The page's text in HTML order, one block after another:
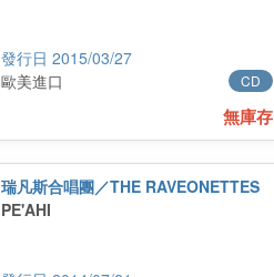
2015/03/27
CD
歐美進口
無庫存
瑞凡斯合唱團／THE RAVEONETTES
PE'AHI